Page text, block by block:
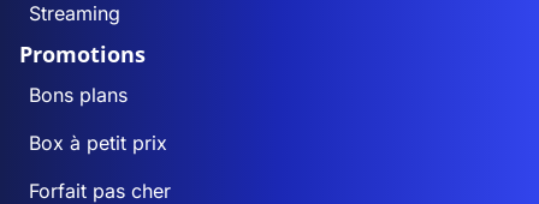
Streaming
Promotions
Bons plans
Box à petit prix
Forfait pas cher